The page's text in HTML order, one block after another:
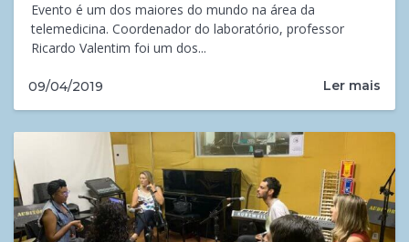
Evento é um dos maiores do mundo na área da
telemedicina. Coordenador do laboratório, professor
Ricardo Valentim foi um dos...
09/04/2019 Ler mais